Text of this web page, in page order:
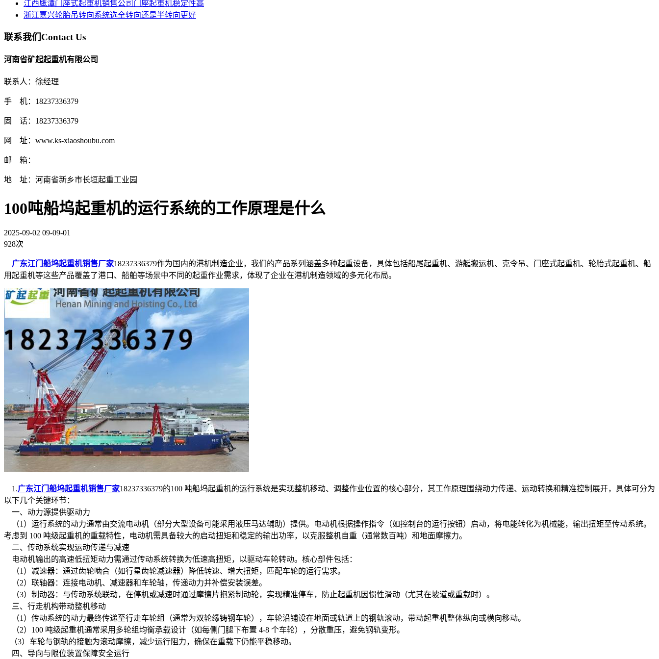
江西鹰潭门座式起重机销售公司门座起重机稳定性高
浙江嘉兴轮胎吊转向系统选全转向还是半转向更好
联系我们Contact Us
河南省矿起起重机有限公司
联系人：徐经理
手 机：18237336379
固 话：18237336379
网 址：www.ks-xiaoshoubu.com
邮 箱：
地 址：河南省新乡市长垣起重工业园
100吨船坞起重机的运行系统的工作原理是什么
2025-09-02 09-09-01
928次
广东江门船坞起重机销售厂家18237336379作为国内的港机制造企业，我们的产品系列涵盖多种起重设备，具体包括船尾起重机、游艇搬运机、克令吊、门座式起重机、轮胎式起重机、船
用起重机等这些产品覆盖了港口、船舶等场景中不同的起重作业需求，体现了企业在港机制造领域的多元化布局。
1.广东江门船坞起重机销售厂家18237336379的100 吨船坞起重机的运行系统是实现整机移动、调整作业位置的核心部分，其工作原理围绕动力传递、运动转换和精准控制展开，具体可分为
以下几个关键环节：
一、动力源提供驱动力
（1）运行系统的动力通常由交流电动机（部分大型设备可能采用液压马达辅助）提供。电动机根据操作指令（如控制台的运行按钮）启动，将电能转化为机械能，输出扭矩至传动系统。
考虑到 100 吨级起重机的重载特性，电动机需具备较大的启动扭矩和稳定的输出功率，以克服整机自重（通常数百吨）和地面摩擦力。
二、传动系统实现运动传递与减速
电动机输出的高速低扭矩动力需通过传动系统转换为低速高扭矩，以驱动车轮转动。核心部件包括：
（1）减速器：通过齿轮啮合（如行星齿轮减速器）降低转速、增大扭矩，匹配车轮的运行需求。
（2）联轴器：连接电动机、减速器和车轮轴，传递动力并补偿安装误差。
（3）制动器：与传动系统联动，在停机或减速时通过摩擦片抱紧制动轮，实现精准停车，防止起重机因惯性滑动（尤其在坡道或重载时）。
三、行走机构带动整机移动
（1）传动系统的动力最终传递至行走车轮组（通常为双轮缘铸钢车轮），车轮沿铺设在地面或轨道上的钢轨滚动，带动起重机整体纵向或横向移动。
（2）100 吨级起重机通常采用多轮组均衡承载设计（如每侧门腿下布置 4-8 个车轮），分散重压，避免钢轨变形。
（3）车轮与钢轨的接触为滚动摩擦，减少运行阻力，确保在重载下仍能平稳移动。
四、导向与限位装置保障安全运行